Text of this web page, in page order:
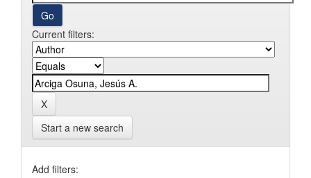
Current filters:
Start a new search
Add filters: